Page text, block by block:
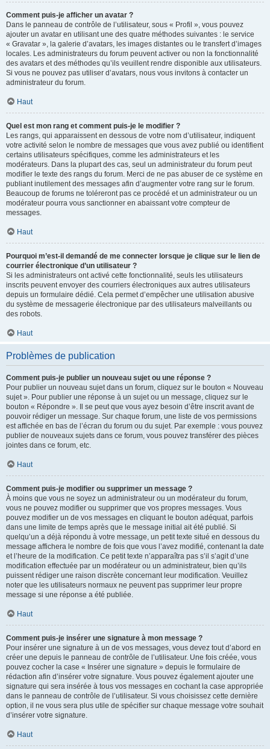
Comment puis-je afficher un avatar ?
Dans le panneau de contrôle de l’utilisateur, sous « Profil », vous pouvez
ajouter un avatar en utilisant une des quatre méthodes suivantes : le service
« Gravatar », la galerie d’avatars, les images distantes ou le transfert d’images
locales. Les administrateurs du forum peuvent activer ou non la fonctionnalité
des avatars et des méthodes qu’ils veuillent rendre disponible aux utilisateurs.
Si vous ne pouvez pas utiliser d’avatars, nous vous invitons à contacter un
administrateur du forum.
Haut
Quel est mon rang et comment puis-je le modifier ?
Les rangs, qui apparaissent en dessous de votre nom d’utilisateur, indiquent
votre activité selon le nombre de messages que vous avez publié ou identifient
certains utilisateurs spécifiques, comme les administrateurs et les
modérateurs. Dans la plupart des cas, seul un administrateur du forum peut
modifier le texte des rangs du forum. Merci de ne pas abuser de ce système en
publiant inutilement des messages afin d’augmenter votre rang sur le forum.
Beaucoup de forums ne toléreront pas ce procédé et un administrateur ou un
modérateur pourra vous sanctionner en abaissant votre compteur de
messages.
Haut
Pourquoi m’est-il demandé de me connecter lorsque je clique sur le lien de
courrier électronique d’un utilisateur ?
Si les administrateurs ont activé cette fonctionnalité, seuls les utilisateurs
inscrits peuvent envoyer des courriers électroniques aux autres utilisateurs
depuis un formulaire dédié. Cela permet d’empêcher une utilisation abusive
du système de messagerie électronique par des utilisateurs malveillants ou
des robots.
Haut
Problèmes de publication
Comment puis-je publier un nouveau sujet ou une réponse ?
Pour publier un nouveau sujet dans un forum, cliquez sur le bouton « Nouveau
sujet ». Pour publier une réponse à un sujet ou un message, cliquez sur le
bouton « Répondre ». Il se peut que vous ayez besoin d’être inscrit avant de
pouvoir rédiger un message. Sur chaque forum, une liste de vos permissions
est affichée en bas de l’écran du forum ou du sujet. Par exemple : vous pouvez
publier de nouveaux sujets dans ce forum, vous pouvez transférer des pièces
jointes dans ce forum, etc.
Haut
Comment puis-je modifier ou supprimer un message ?
À moins que vous ne soyez un administrateur ou un modérateur du forum,
vous ne pouvez modifier ou supprimer que vos propres messages. Vous
pouvez modifier un de vos messages en cliquant le bouton adéquat, parfois
dans une limite de temps après que le message initial ait été publié. Si
quelqu’un a déjà répondu à votre message, un petit texte situé en dessous du
message affichera le nombre de fois que vous l’avez modifié, contenant la date
et l’heure de la modification. Ce petit texte n’apparaîtra pas s’il s’agit d’une
modification effectuée par un modérateur ou un administrateur, bien qu’ils
puissent rédiger une raison discrète concernant leur modification. Veuillez
noter que les utilisateurs normaux ne peuvent pas supprimer leur propre
message si une réponse a été publiée.
Haut
Comment puis-je insérer une signature à mon message ?
Pour insérer une signature à un de vos messages, vous devez tout d’abord en
créer une depuis le panneau de contrôle de l’utilisateur. Une fois créée, vous
pouvez cocher la case « Insérer une signature » depuis le formulaire de
rédaction afin d’insérer votre signature. Vous pouvez également ajouter une
signature qui sera insérée à tous vos messages en cochant la case appropriée
dans le panneau de contrôle de l’utilisateur. Si vous choisissez cette dernière
option, il ne vous sera plus utile de spécifier sur chaque message votre souhait
d’insérer votre signature.
Haut